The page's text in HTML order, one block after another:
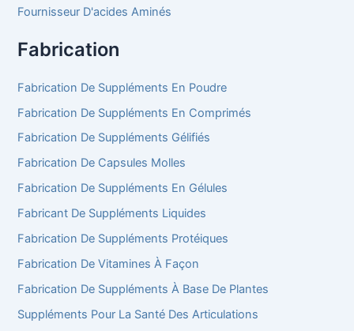
Fournisseur D'acides Aminés
Fabrication
Fabrication De Suppléments En Poudre
Fabrication De Suppléments En Comprimés
Fabrication De Suppléments Gélifiés
Fabrication De Capsules Molles
Fabrication De Suppléments En Gélules
Fabricant De Suppléments Liquides
Fabrication De Suppléments Protéiques
Fabrication De Vitamines À Façon
Fabrication De Suppléments À Base De Plantes
Suppléments Pour La Santé Des Articulations